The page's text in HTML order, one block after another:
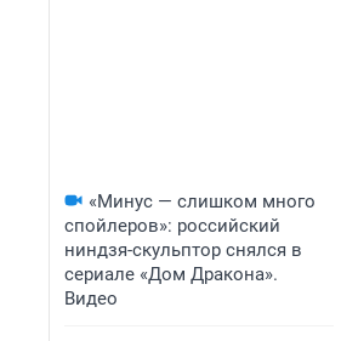
«Минус — слишком много
спойлеров»: российский
ниндзя-скульптор снялся в
сериале «Дом Дракона».
Видео